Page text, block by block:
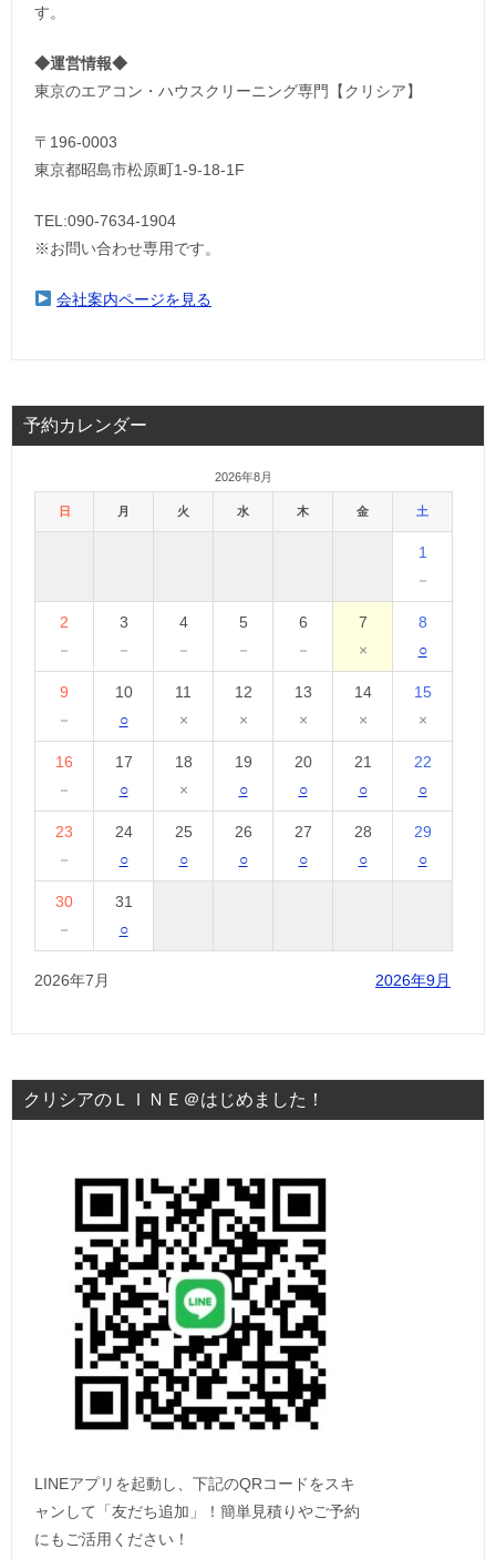
す。
◆運営情報◆
東京のエアコン・ハウスクリーニング専門【クリシア】
〒196-0003
東京都昭島市松原町1-9‐18‐1F
TEL:090-7634-1904
※お問い合わせ専用です。
会社案内ページを見る
予約カレンダー
2026年8月
日 月 火 水 木 金 土
1
－
2
－
3
－
4
－
5
－
6
－
7
×
8
○
9
－
10
○
11
×
12
×
13
×
14
×
15
×
16
－
17
○
18
×
19
○
20
○
21
○
22
○
23
－
24
○
25
○
26
○
27
○
28
○
29
○
30
－
31
○
2026年7月 2026年9月
クリシアのＬＩＮＥ＠はじめました！
LINEアプリを起動し、下記のQRコードをスキ
ャンして「友だち追加」！簡単見積りやご予約
にもご活用ください！